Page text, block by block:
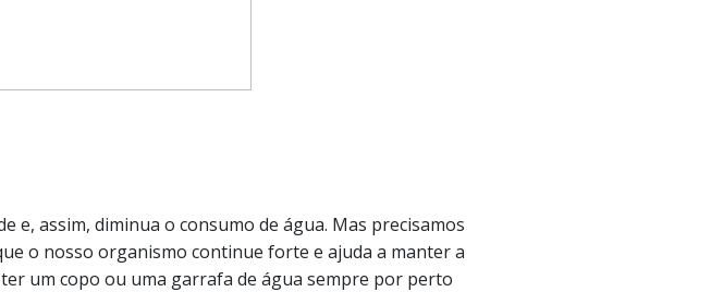
e, assim, diminua o consumo de água. Mas precisamos
o nosso organismo continue forte e ajuda a manter a
um copo ou uma garrafa de água sempre por perto